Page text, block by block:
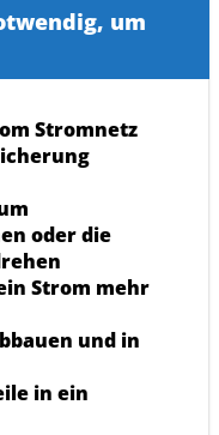
um
Stromnetz
oder die
Strom mehr
und in
in ein